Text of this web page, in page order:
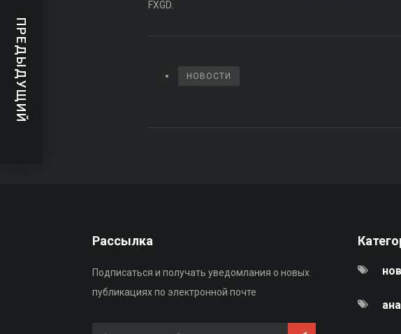
ПРЕДЫДУЩИЙ
FXGD.
НОВОСТИ
Рассылка
Подписаться и получать уведомлания о новых
публикациях по электронной почте